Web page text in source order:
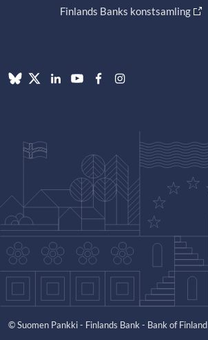
Finlands Banks konstsamling
© Suomen Pankki - Finlands Bank - Bank of Finland